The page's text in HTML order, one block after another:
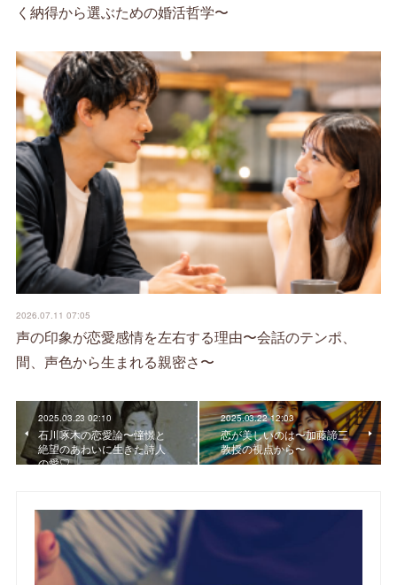
く納得から選ぶための婚活哲学〜
2026.07.11 07:05
声の印象が恋愛感情を左右する理由〜会話のテンポ、
間、声色から生まれる親密さ〜
2025.03.23 02:10
石川啄木の恋愛論〜憧憬と
絶望のあわいに生きた詩人
の愛♡
2025.03.22 12:03
恋が美しいのは〜加藤諦三
教授の視点から〜